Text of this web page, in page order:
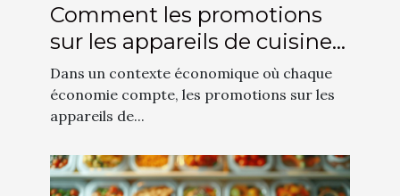
Comment les promotions
sur les appareils de cuisine
modernes favorisent
l'économie domestique
Dans un contexte économique où chaque
économie compte, les promotions sur les
appareils de...